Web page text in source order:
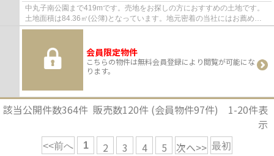
中丸子南公園まで419mです。売地をお探しの方におすすめの土地です。
土地面積は84.36㎡(公簿)となっています。地元密着の当社にはお薦めの
不動産情報が多数ございます。ぜひお気軽にお...
会員限定物件
こちらの物件は無料会員登録により閲覧が可能にな
ります。
該当公開件数364件 販売数120件 (会員物件97件) 1-20件表
示
<<前へ 1 2 3 4 5 次へ>> 最初